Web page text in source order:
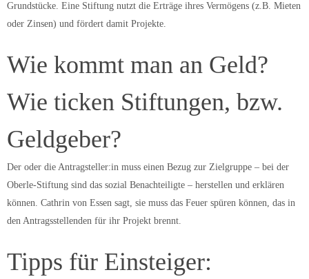
Grundstücke. Eine Stiftung nutzt die Erträge ihres Vermögens (z.B. Mieten
oder Zinsen) und fördert damit Projekte.
Wie kommt man an Geld?
Wie ticken Stiftungen, bzw.
Geldgeber?
Der oder die Antragsteller:in muss einen Bezug zur Zielgruppe – bei der
Oberle-Stiftung sind das sozial Benachteiligte – herstellen und erklären
können. Cathrin von Essen sagt, sie muss das Feuer spüren können, das in
den Antragsstellenden für ihr Projekt brennt.
Tipps für Einsteiger: